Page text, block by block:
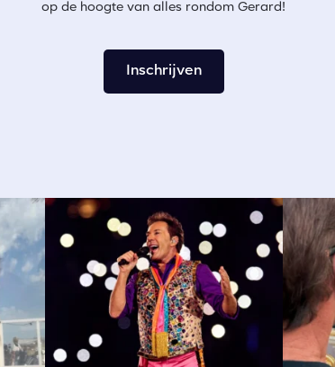
op de hoogte van alles rondom Gerard!